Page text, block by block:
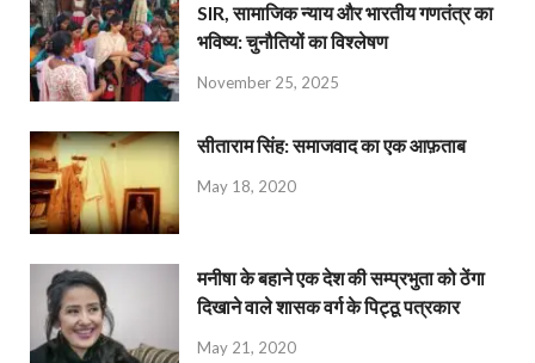
SIR, सामाजिक न्याय और भारतीय गणतंत्र का
भविष्य: चुनौतियों का विश्लेषण
November 25, 2025
सीताराम सिंह: समाजवाद का एक आफ़ताब
May 18, 2020
मनीषा के बहाने एक देश की सम्प्रभुता को ठेंगा
दिखाने वाले शासक वर्ग के पिट्ठू पत्रकार
May 21, 2020